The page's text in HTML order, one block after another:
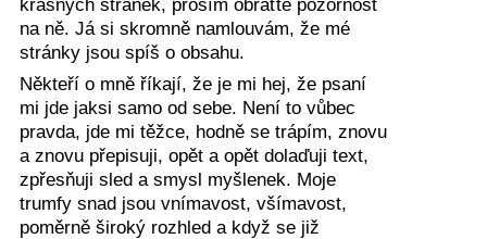
krásných stránek, prosím obraťte pozornost
na ně. Já si skromně namlouvám, že mé
stránky jsou spíš o obsahu.
Někteří o mně říkají, že je mi hej, že psaní
mi jde jaksi samo od sebe. Není to vůbec
pravda, jde mi těžce, hodně se trápím, znovu
a znovu přepisuji, opět a opět dolaďuji text,
zpřesňuji sled a smysl myšlenek. Moje
trumfy snad jsou vnímavost, všímavost,
poměrně široký rozhled a když se již